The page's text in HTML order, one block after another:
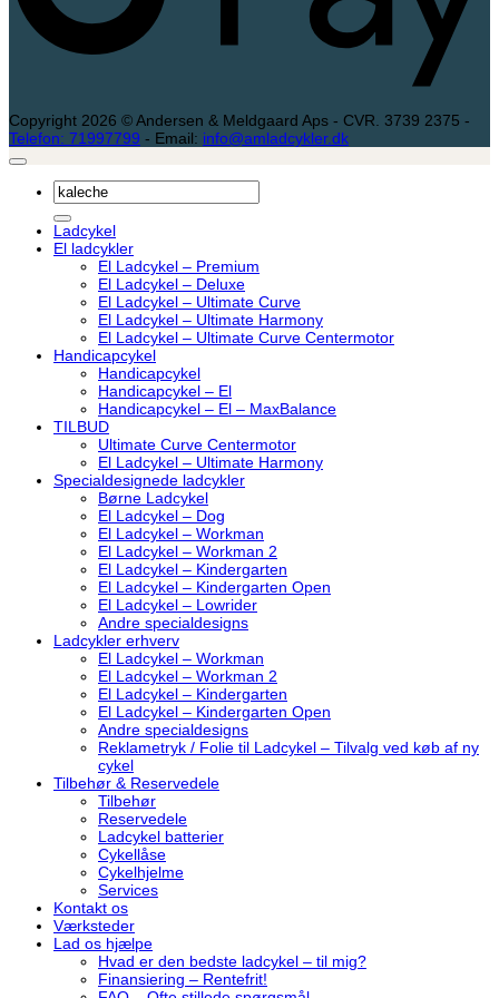
Copyright 2026 © Andersen & Meldgaard Aps - CVR. 3739 2375 -
Telefon: 71997799 - Email: info@amladcykler.dk
Søg
efter:
Ladcykel
El ladcykler
El Ladcykel – Premium
El Ladcykel – Deluxe
El Ladcykel – Ultimate Curve
El Ladcykel – Ultimate Harmony
El Ladcykel – Ultimate Curve Centermotor
Handicapcykel
Handicapcykel
Handicapcykel – El
Handicapcykel – El – MaxBalance
TILBUD
Ultimate Curve Centermotor
El Ladcykel – Ultimate Harmony
Specialdesignede ladcykler
Børne Ladcykel
El Ladcykel – Dog
El Ladcykel – Workman
El Ladcykel – Workman 2
El Ladcykel – Kindergarten
El Ladcykel – Kindergarten Open
El Ladcykel – Lowrider
Andre specialdesigns
Ladcykler erhverv
El Ladcykel – Workman
El Ladcykel – Workman 2
El Ladcykel – Kindergarten
El Ladcykel – Kindergarten Open
Andre specialdesigns
Reklametryk / Folie til Ladcykel – Tilvalg ved køb af ny
cykel
Tilbehør & Reservedele
Tilbehør
Reservedele
Ladcykel batterier
Cykellåse
Cykelhjelme
Services
Kontakt os
Værksteder
Lad os hjælpe
Hvad er den bedste ladcykel – til mig?
Finansiering – Rentefrit!